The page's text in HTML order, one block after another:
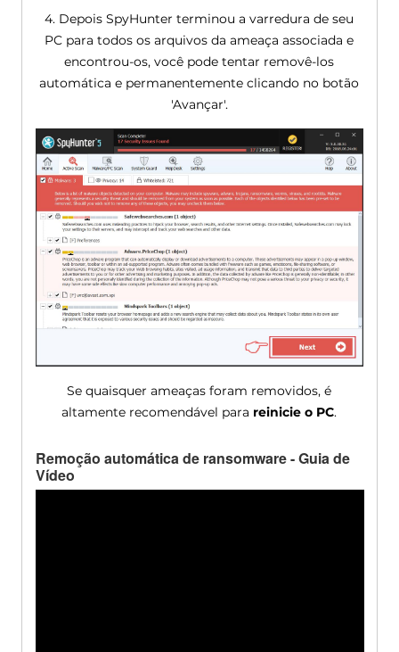
4. Depois SpyHunter terminou a varredura de seu
PC para todos os arquivos da ameaça associada e
encontrou-os, você pode tentar removê-los
automática e permanentemente clicando no botão
'Avançar'.
Se quaisquer ameaças foram removidos, é
altamente recomendável para reinicie o PC.
Remoção automática de ransomware - Guia de
Vídeo